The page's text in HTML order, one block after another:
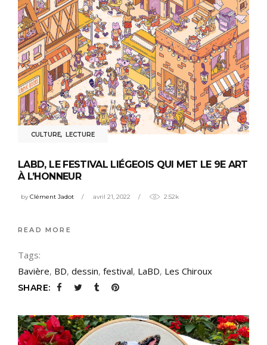
CULTURE, LECTURE
LABD, LE FESTIVAL LIÉGEOIS QUI MET LE 9E ART
À L’HONNEUR
byClément Jadot avril 21, 2022 2.52k
READ MORE
Tags:
Bavière, BD, dessin, festival, LaBD, Les Chiroux
SHARE: